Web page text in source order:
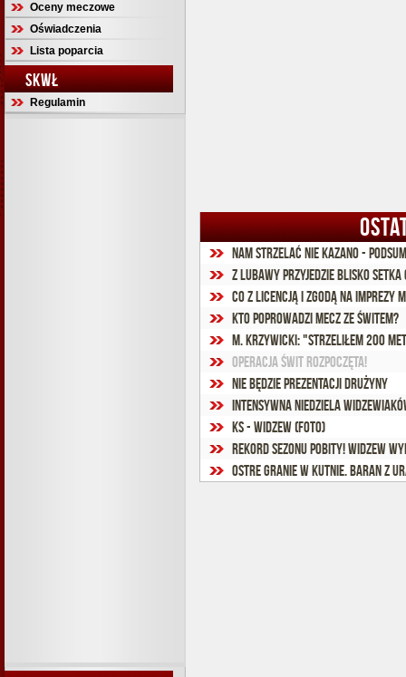
Oceny meczowe
Oświadczenia
Lista poparcia
SKWŁ
Regulamin
Nam strzelać nie kazano -
Z Lubawy przyjedzie blisko setka
Co z licencją i zgodą na imprezy
Kto poprowadzi mecz ze Świtem?
M. Krzywicki: "Strzeliłem 200
Operacja Świt rozpoczęta!
Nie będzie prezentacji drużyny
Intensywna niedziela
KS - Widzew (foto)
Rekord sezonu pobity! Widzew
Ostre granie w Kutnie. Baran z